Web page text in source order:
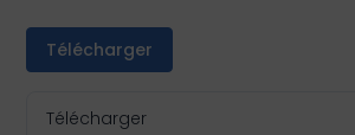
Télécharger
Télécharger